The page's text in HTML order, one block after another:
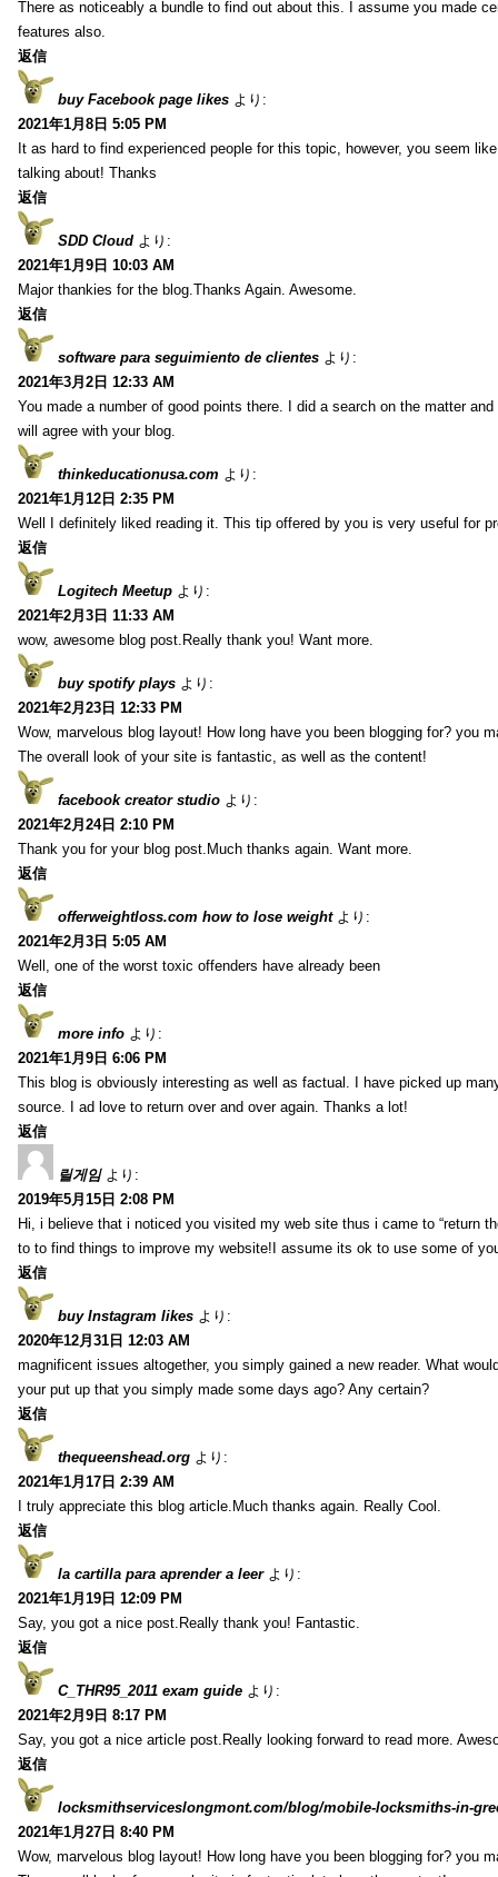
There as noticeably a bundle to find out about this. I assume you made
features also.
返信
buy Facebook page likes より:
2021年1月8日 5:05 PM
It as hard to find experienced people for this topic, however, you seem
talking about! Thanks
返信
SDD Cloud より:
2021年1月9日 10:03 AM
Major thankies for the blog.Thanks Again. Awesome.
返信
software para seguimiento de clientes より:
2021年3月2日 12:33 AM
You made a number of good points there. I did a search on the matter
will agree with your blog.
thinkeducationusa.com より:
2021年1月12日 2:35 PM
Well I definitely liked reading it. This tip offered by you is very useful for
返信
Logitech Meetup より:
2021年2月3日 11:33 AM
wow, awesome blog post.Really thank you! Want more.
buy spotify plays より:
2021年2月23日 12:33 PM
Wow, marvelous blog layout! How long have you been blogging for? you
The overall look of your site is fantastic, as well as the content!
facebook creator studio より:
2021年2月24日 2:10 PM
Thank you for your blog post.Much thanks again. Want more.
返信
offerweightloss.com how to lose weight より:
2021年2月3日 5:05 AM
Well, one of the worst toxic offenders have already been
返信
more info より:
2021年1月9日 6:06 PM
This blog is obviously interesting as well as factual. I have picked up
source. I ad love to return over and over again. Thanks a lot!
返信
릴게임 より:
2019年5月15日 2:08 PM
Hi, i believe that i noticed you visited my web site thus i came to “return
to to find things to improve my website!I assume its ok to use some of
返信
buy Instagram likes より:
2020年12月31日 12:03 AM
magnificent issues altogether, you simply gained a new reader. What
your put up that you simply made some days ago? Any certain?
返信
thequeenshead.org より:
2021年1月17日 2:39 AM
I truly appreciate this blog article.Much thanks again. Really Cool.
返信
la cartilla para aprender a leer より:
2021年1月19日 12:09 PM
Say, you got a nice post.Really thank you! Fantastic.
返信
C_THR95_2011 exam guide より:
2021年2月9日 8:17 PM
Say, you got a nice article post.Really looking forward to read more.
返信
locksmithserviceslongmont.com/blog/mobile-locksmiths-in-
2021年1月27日 8:40 PM
Wow, marvelous blog layout! How long have you been blogging for? you